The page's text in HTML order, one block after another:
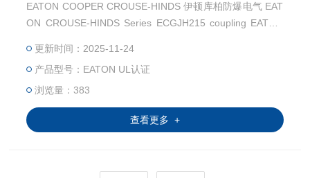
EATON COOPER CROUSE-HINDS 伊顿库柏防爆电气 EAT
ON CROUSE-HINDS Series ECGJH215 coupling EATON
ROUSE-HINDS 总代理-Kunshan Beiyuan Electric Co.,Ltd
更新时间：2025-11-24
产品型号：EATON UL认证
浏览量：383
查看更多 +